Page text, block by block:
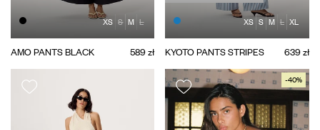
XS S M L
AMO PANTS BLACK 589 zł
XS S M L XL
KYOTO PANTS STRIPES 639 zł
-40%